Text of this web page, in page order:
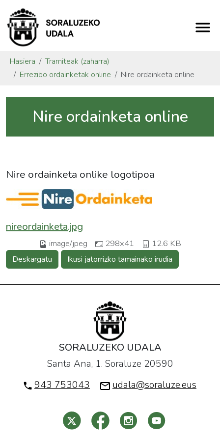
Hasiera
Tramiteak (zaharra)
Errezibo ordainketak online
Nire ordainketa online
Nire ordainketa online
Nire ordainketa onlike logotipoa
nireordainketa.jpg
image/jpeg 298x41 12.6 KB
Deskargatu Ikusi jatorrizko tamainako irudia
SORALUZEKO UDALA
Santa Ana, 1. Soraluze 20590
943 753043
udala@soraluze.eus